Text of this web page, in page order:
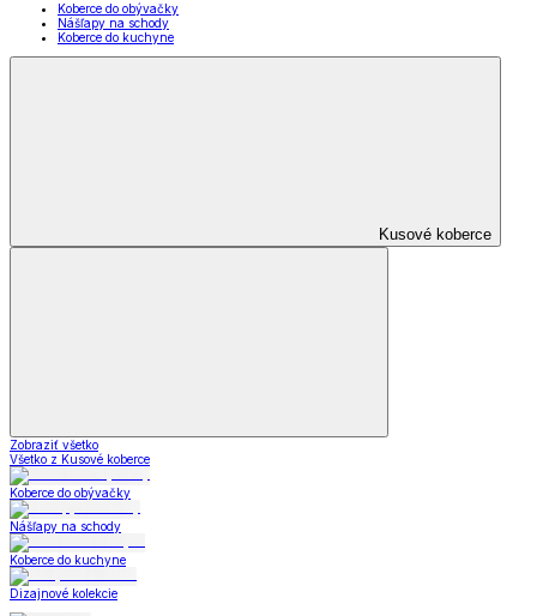
Koberce do obývačky
Nášľapy na schody
Koberce do kuchyne
Kusové koberce
Zobraziť všetko
Všetko z Kusové koberce
Koberce do obývačky
Nášľapy na schody
Koberce do kuchyne
Dizajnové kolekcie